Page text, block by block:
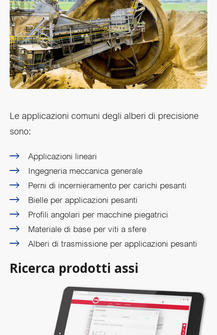
Le applicazioni comuni degli alberi di precisione
sono:
Applicazioni lineari
Ingegneria meccanica generale
Perni di incernieramento per carichi pesanti
Bielle per applicazioni pesanti
Profili angolari per macchine piegatrici
Materiale di base per viti a sfere
Alberi di trasmissione per applicazioni pesanti
Ricerca prodotti assi